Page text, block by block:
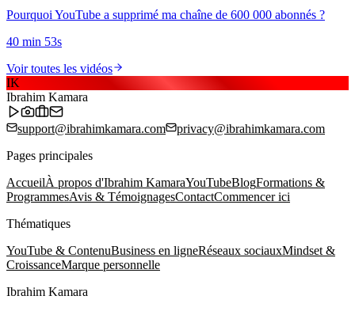
Pourquoi YouTube a supprimé ma chaîne de 600 000 abonnés ?
40 min 53s
Voir toutes les vidéos
IK
Ibrahim Kamara
support@ibrahimkamara.com
privacy@ibrahimkamara.com
Pages principales
AccueilÀ propos d'Ibrahim KamaraYouTubeBlogFormations &
ProgrammesAvis & TémoignagesContactCommencer ici
Thématiques
YouTube & ContenuBusiness en ligneRéseaux sociauxMindset &
CroissanceMarque personnelle
Ibrahim Kamara